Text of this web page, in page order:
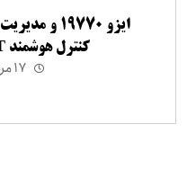
ایزو ۱۹۷۷۰
کنترل هوشمند IT با مرکز ایزوکیا
۱۷ مرداد ۱۴۰۵